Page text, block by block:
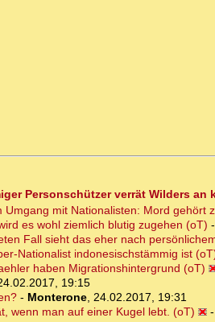
Personschützer verrät Wilders an
mit Nationalisten: Mord gehört
es wohl ziemlich blutig zugehen (oT) -
Fall sieht das eher nach
Nationalist indonesischstämmig ist
haben Migrationshintergrund (oT)
19:15
- Monterone, 24.02.2017, 19:31
wenn man auf einer Kugel lebt. (oT)
-